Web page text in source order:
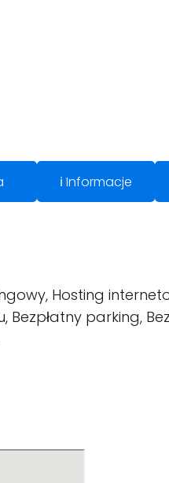
ℹ️ Informacje
Hosting
Bezpłatny parking,